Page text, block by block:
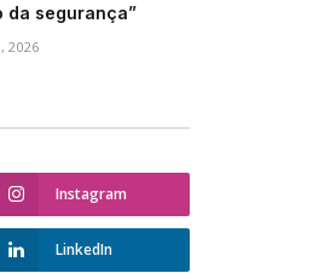
da segurança”
2026
Instagram
LinkedIn